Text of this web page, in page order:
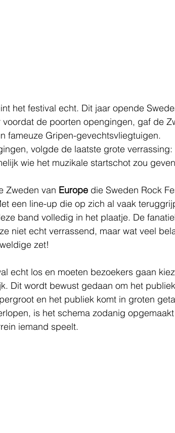
het festival echt. Dit jaar opende
voordat de poorten opengingen, gaf de
fameuze Gripen-gevechtsvliegtuigen.
volgde de laatste grote
wie het muzikale startschot zou
Zweden van Europe die Sweden Rock
een line-up die op zich al vaak
band volledig in het plaatje. De
niet echt verrassend, maar wat veel
zet!
echt los en moeten bezoekers gaan
Dit wordt bewust gedaan om het
en het publiek komt in groten
is het schema zodanig
iemand speelt.